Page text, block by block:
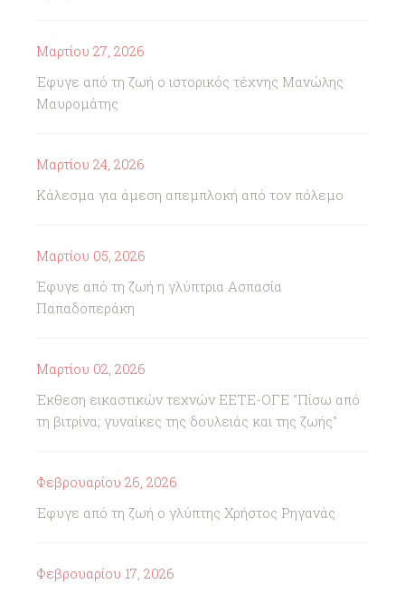
Μαρτίου 27, 2026
Έφυγε από τη ζωή ο ιστορικός τέχνης Μανώλης
Μαυρομάτης
Μαρτίου 24, 2026
Κάλεσμα για άμεση απεμπλοκή από τον πόλεμο
Μαρτίου 05, 2026
Έφυγε από τη ζωή η γλύπτρια Ασπασία
Παπαδοπεράκη
Μαρτίου 02, 2026
Έκθεση εικαστικών τεχνών ΕΕΤΕ-ΟΓΕ "Πίσω από
τη βιτρίνα; γυναίκες της δουλειάς και της ζωής"
Φεβρουαρίου 26, 2026
Έφυγε από τη ζωή ο γλύπτης Χρήστος Ρηγανάς
Φεβρουαρίου 17, 2026